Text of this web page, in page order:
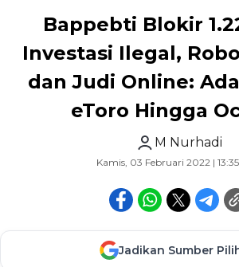
Bappebti Blokir
Investasi Ilegal,
dan Judi Online:
eToro Hingga
M Nurhadi
Kamis, 03 Februari 2022 |
Jadikan Sumber